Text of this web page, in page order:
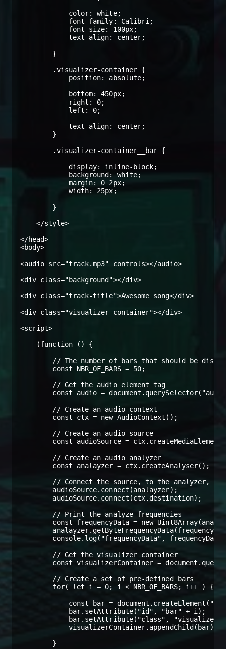
            color: white;
            font-family: Calibri;
            font-size: 100px;
            text-align: center;
        }
        .visualizer-container {
            position: absolute;
            bottom: 450px;
            right: 0;
            left: 0;
            text-align: center;
        }
        .visualizer-container__bar {
            display: inline-block;
            background: white;
            margin: 0 2px;
            width: 25px;
        }
    </style>
</head>
<body>
<audio src="track.mp3" controls></audio>
<div class="background"></div>
<div class="track-title">Awesome song</div>
<div class="visualizer-container"></div>
<script>
    (function () {
// The number of bars that should be
        const NBR_OF_BARS = 50;
        // Get the audio element tag
const audio =
        // Create an audio context
        const ctx = new AudioContext();
        // Create an audio source
const audioSource =
        // Create an audio analyzer
        const analayzer = ctx.createAnalyser();
// Connect the source, to the analyzer,
        audioSource.connect(analayzer);
        audioSource.connect(ctx.destination);
        // Print the analyze frequencies
const frequencyData = new
console.log("frequencyData",
        // Get the visualizer container
const visualizerContainer =
        // Create a set of pre-defined bars
        for( let i = 0; i < NBR_OF_BARS; i++ ) {
const bar =
            bar.setAttribute("id", "bar" + i);
bar.setAttribute("class", "visualizer-
            visualizerContainer.appendChild(bar);
        }